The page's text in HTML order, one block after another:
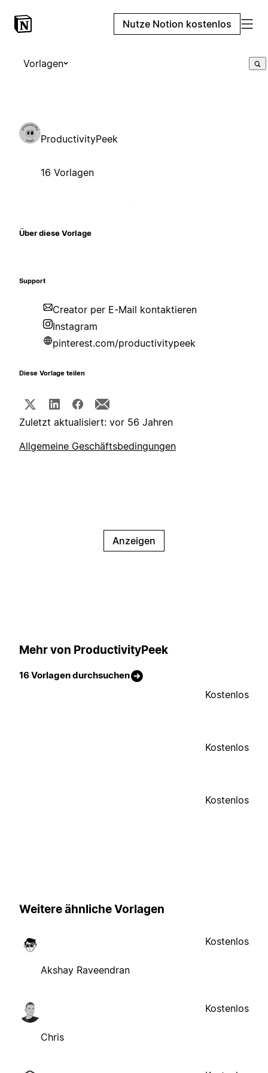
Nutze Notion kostenlos
Vorlagen
ProductivityPeek
16 Vorlagen
Über diese Vorlage
Support
Creator per E-Mail kontaktieren
Instagram
pinterest.com/productivitypeek
Diese Vorlage teilen
Zuletzt aktualisiert: vor 56 Jahren
Allgemeine Geschäftsbedingungen
Anzeigen
Mehr von ProductivityPeek
16 Vorlagen durchsuchen
Kostenlos
Kostenlos
Kostenlos
Weitere ähnliche Vorlagen
Akshay Raveendran
Kostenlos
Chris
Kostenlos